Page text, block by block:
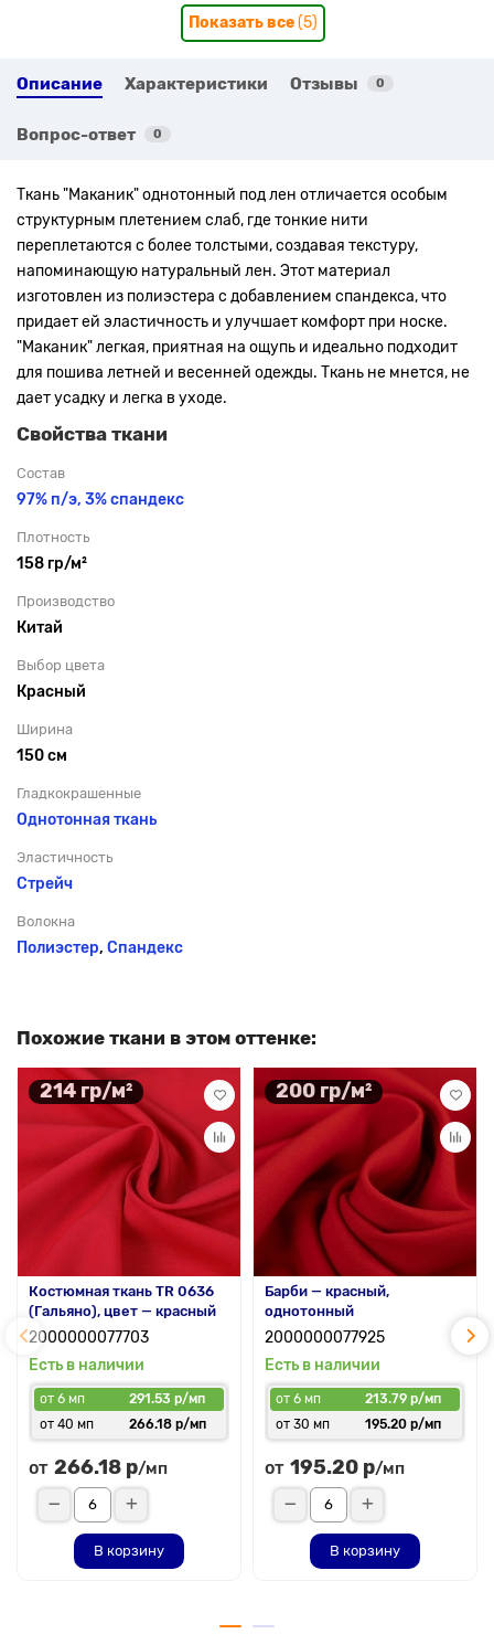
Показать все(5)
Описание Характеристики Отзывы 0
Вопрос-ответ 0
Ткань "Маканик" однотонный под лен отличается особым
структурным плетением слаб, где тонкие нити
переплетаются с более толстыми, создавая текстуру,
напоминающую натуральный лен. Этот материал
изготовлен из полиэстера с добавлением спандекса, что
придает ей эластичность и улучшает комфорт при носке.
"Маканик" легкая, приятная на ощупь и идеально подходит
для пошива летней и весенней одежды. Ткань не мнется, не
дает усадку и легка в уходе.
Свойства ткани
Состав
97% п/э, 3% спандекс
Плотность
158 гр/м²
Производство
Китай
Выбор цвета
Красный
Ширина
150 см
Гладкокрашенные
Однотонная ткань
Эластичность
Стрейч
Волокна
Полиэстер, Спандекс
Похожие ткани в этом оттенке:
214 гр/м²
Костюмная ткань TR 0636
(Гальяно), цвет — красный
2000000077703
Есть в наличии
от 6 мп
291.53 р/мп
от 40 мп
266.18 р/мп
от 266.18 р/мп
В корзину
200 гр/м²
Барби — красный,
однотонный
2000000077925
Есть в наличии
от 6 мп
213.79 р/мп
от 30 мп
195.20 р/мп
от 195.20 р/мп
В корзину